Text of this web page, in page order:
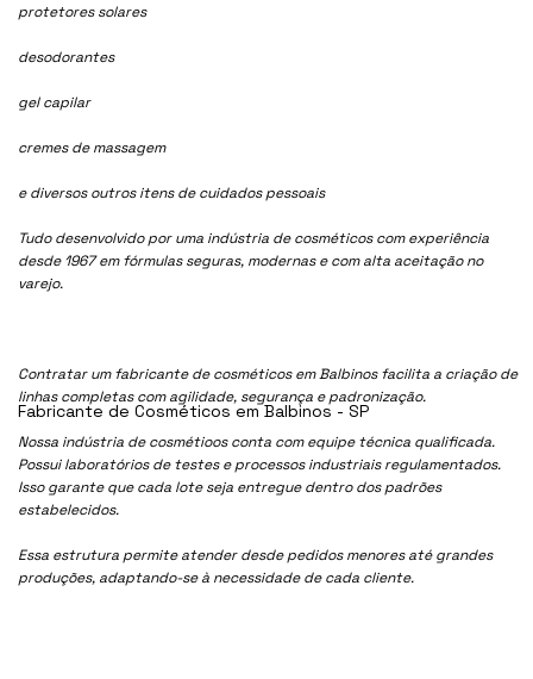
protetores solares
desodorantes
gel capilar
cremes de massagem
e diversos outros itens de cuidados pessoais
Tudo desenvolvido por uma indústria de cosméticos com experiência
desde 1967 em fórmulas seguras, modernas e com alta aceitação no
varejo.
Contratar um fabricante de cosméticos em Balbinos facilita a criação de
linhas completas com agilidade, segurança e padronização.
Nossa indústria de cosmétioos conta com equipe técnica qualificada.
Possui laboratórios de testes e processos industriais regulamentados.
Isso garante que cada lote seja entregue dentro dos padrões
estabelecidos.
Essa estrutura permite atender desde pedidos menores até grandes
produções, adaptando-se à necessidade de cada cliente.
Fabricante de Cosméticos em Balbinos - SP